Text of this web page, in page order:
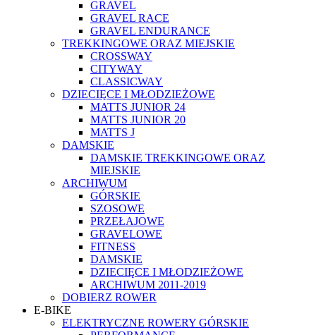
GRAVEL
GRAVEL RACE
GRAVEL ENDURANCE
TREKKINGOWE ORAZ MIEJSKIE
CROSSWAY
CITYWAY
CLASSICWAY
DZIECIĘCE I MŁODZIEŻOWE
MATTS JUNIOR 24
MATTS JUNIOR 20
MATTS J
DAMSKIE
DAMSKIE TREKKINGOWE ORAZ
MIEJSKIE
ARCHIWUM
GÓRSKIE
SZOSOWE
PRZEŁAJOWE
GRAVELOWE
FITNESS
DAMSKIE
DZIECIĘCE I MŁODZIEŻOWE
ARCHIWUM 2011-2019
DOBIERZ ROWER
E-BIKE
ELEKTRYCZNE ROWERY GÓRSKIE